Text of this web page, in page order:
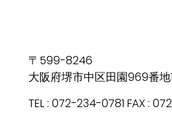
〒599-8246
大阪府堺市中区田園969番地1
TEL : 072-234-0781 FAX :